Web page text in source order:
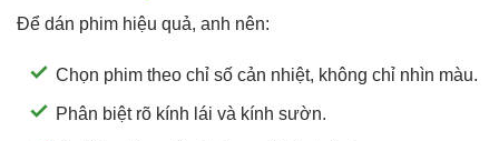
Để dán phim hiệu quả, anh nên:
Chọn phim theo chỉ số cản nhiệt, không chỉ nhìn màu.
Phân biệt rõ kính lái và kính sườn.